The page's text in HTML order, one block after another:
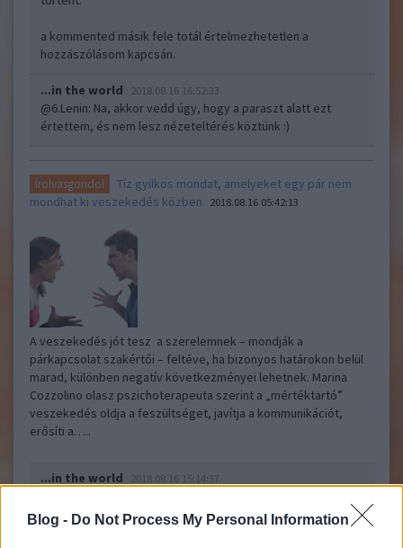
Blog - Do Not Process My Personal Information
a kommented másik fele totál értelmezhetetlen a
hozzászólásom kapcsán.
...in the world 2018.08.16 16:52:33
@6.Lenin: Na, akkor vedd úgy, hogy a paraszt alatt ezt
értettem, és nem lesz nézeteltérés köztünk :)
Írolvasgondol
Tíz gyilkos mondat, amelyeket egy pár nem
mondhat ki veszekedés közben
2018.08.16 05:42:13
A veszekedés jót tesz a szerelemnek – mondják a
párkapcsolat szakértői – feltéve, ha bizonyos határokon belül
marad, különben negatív következményei lehetnek. Marina
Cozzolino olasz pszichoterapeuta szerint a „mértéktartó”
veszekedés oldja a feszültséget, javítja a kommunikációt,
erősíti a…..
...in the world 2018.08.16 15:14:37
"Lefeküdtem a húgoddal"
"Fura, hogy te nem örökölted a nagy melleket anyádtól"